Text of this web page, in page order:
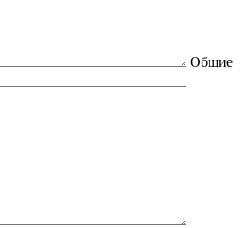
Общие